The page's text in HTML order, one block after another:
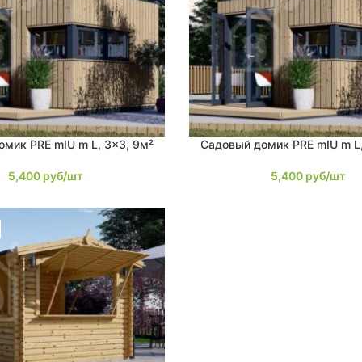
PRE mIU m L, 3×3, 9м²
5,400 руб/шт
В КОРЗИНУ
Садовый домик PRE mIU m
5,400 руб/шт